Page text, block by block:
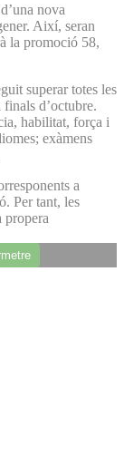
nova
Així, seran
la promoció 58,
superar totes les
finals d’octubre.
habilitat, força i
exàmens
a
Per tant, les
propera